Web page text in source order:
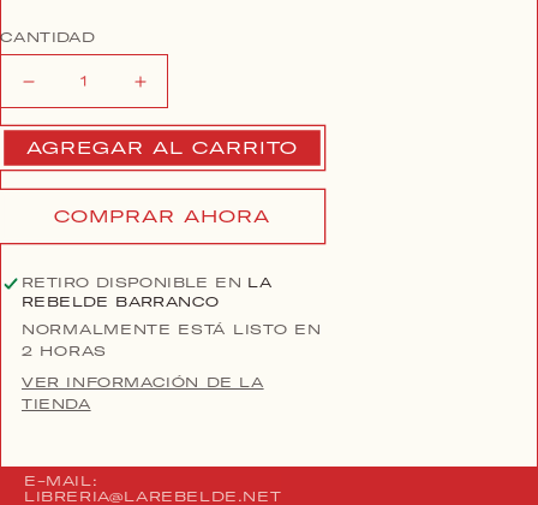
CANTIDAD
Reducir
para
UN
ROMANTICISMO
ILUSTRADO
|
García
Montero
Aumentar
para
UN
ROMANTICISMO
ILUSTRADO
|
García
Montero
AGREGAR AL CARRITO
COMPRAR AHORA
RETIRO DISPONIBLE EN LA
REBELDE BARRANCO
NORMALMENTE ESTÁ LISTO EN
2 HORAS
VER INFORMACIÓN DE LA
TIENDA
E-MAIL:
LIBRERIA@LAREBELDE.NET